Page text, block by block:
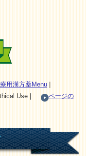
用漢方薬Menu
Use |
ページの